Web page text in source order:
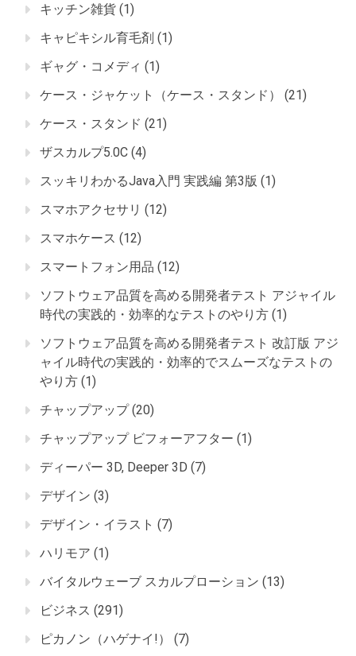
キッチン雑貨 (1)
キャピキシル育毛剤 (1)
ギャグ・コメディ (1)
ケース・ジャケット（ケース・スタンド）
(21)
ケース・スタンド (21)
ザスカルプ5.0C (4)
スッキリわかるJava入門 実践編 第3版 (1)
スマホアクセサリ (12)
スマホケース (12)
スマートフォン用品 (12)
ソフトウェア品質を高める開発者テスト アジャイル
時代の実践的・効率的なテストのやり方 (1)
ソフトウェア品質を高める開発者テスト 改訂版 アジ
ャイル時代の実践的・効率的でスムーズなテストの
やり方 (1)
チャップアップ(20)
チャップアップ ビフォーアフター (1)
ディーパー 3D, Deeper 3D (7)
デザイン (3)
デザイン・イラスト (7)
ハリモア (1)
バイタルウェーブ スカルプローション (13)
ビジネス (291)
ピカノン（ハゲナイ!）
(7)